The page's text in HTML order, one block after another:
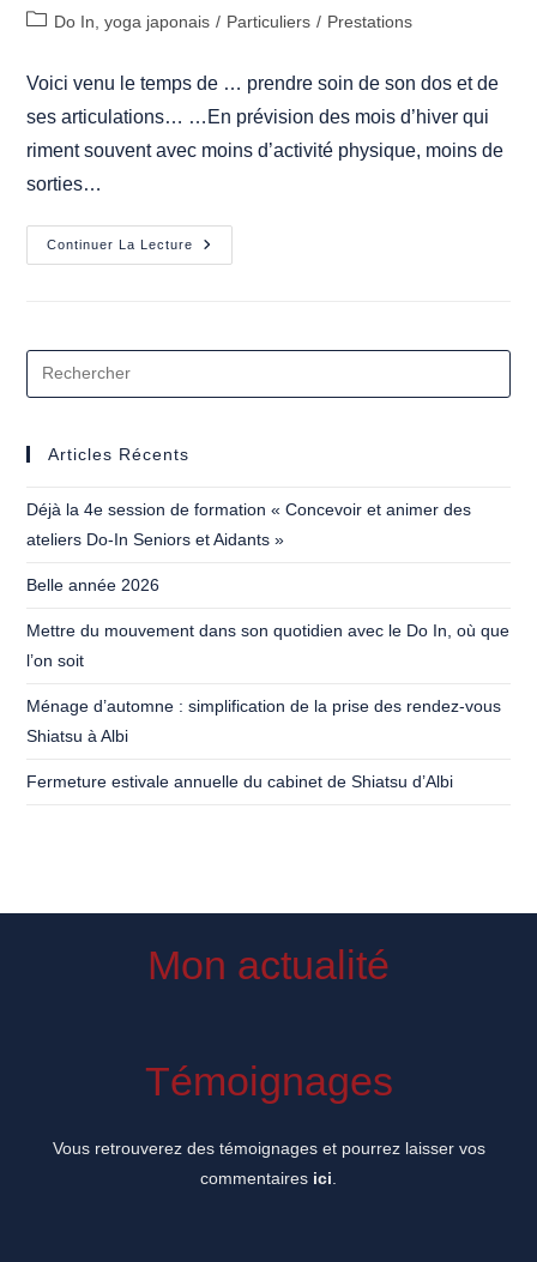
de
publiée :
PostDo In, yoga japonais / Particuliers / Prestations
Voici venu le temps de … prendre soin de son dos et de
ses articulations… …En prévision des mois d’hiver qui
riment souvent avec moins d’activité physique, moins de
sorties…
Continuer La Lecture
Comment
Soulager
Douleurs
Articles Récents
Déjà la 4e session de formation « Concevoir et animer des
ateliers Do-In Seniors et Aidants »
Belle année 2026
Mettre du mouvement dans son quotidien avec le Do In, où que
l’on soit
Ménage d’automne : simplification de la prise des rendez-vous
Shiatsu à Albi
Fermeture estivale annuelle du cabinet de Shiatsu d’Albi
Mon actualité
Témoignages
Vous retrouverez des témoignages et pourrez laisser vos
commentaires ici